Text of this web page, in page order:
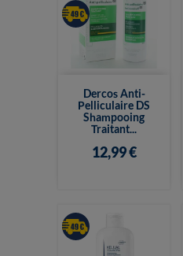
Dercos Anti-
Pelliculaire DS
Shampooing
Traitant...
12,99 €